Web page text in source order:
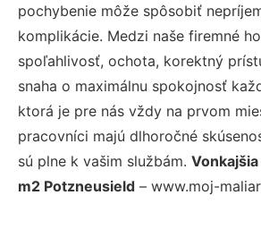
pochybenie môže spôsobiť
komplikácie. Medzi naše firemné
spoľahlivosť, ochota, korektný
snaha o maximálnu spokojnosť
ktorá je pre nás vždy na prvom
pracovníci majú dlhoročné
sú plne k vašim službám.
m2 Potzneusield – www.moj-